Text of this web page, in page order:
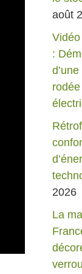
août
:
2026
La